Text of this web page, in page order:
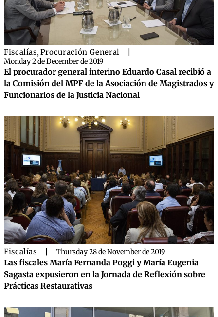
Fiscalías, Procuración General
Monday 2 de December de 2019
El procurador general interino Eduardo Casal recibió a
la Comisión del MPF de la Asociación de Magistrados y
Funcionarios de la Justicia Nacional
Fiscalías Thursday 28 de November de 2019
Las fiscales María Fernanda Poggi y María Eugenia
Sagasta expusieron en la Jornada de Reflexión sobre
Prácticas Restaurativas